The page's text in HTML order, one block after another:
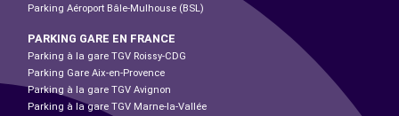
Parking Aéroport Bâle-Mulhouse (BSL)
PARKING GARE EN FRANCE
Parking à la gare TGV Roissy-CDG
Parking Gare Aix-en-Provence
Parking à la gare TGV Avignon
Parking à la gare TGV Marne-la-Vallée